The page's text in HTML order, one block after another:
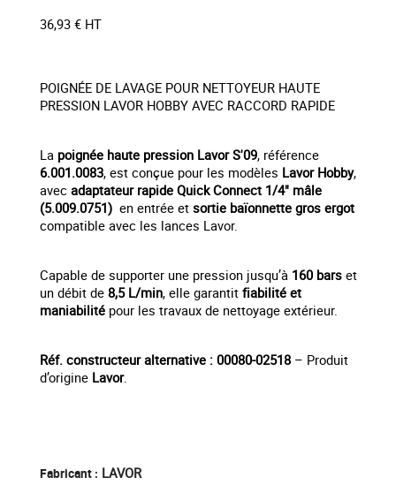
36,93 € HT
POIGNÉE DE LAVAGE POUR NETTOYEUR HAUTE
PRESSION LAVOR HOBBY AVEC RACCORD RAPIDE
La poignée haute pression Lavor S'09, référence
6.001.0083, est conçue pour les modèles Lavor Hobby,
avec adaptateur rapide Quick Connect 1/4" mâle
(5.009.0751) en entrée et sortie baïonnette gros ergot
compatible avec les lances Lavor.
Capable de supporter une pression jusqu’à 160 bars et
un débit de 8,5 L/min, elle garantit fiabilité et
maniabilité pour les travaux de nettoyage extérieur.
Réf. constructeur alternative : 00080-02518 – Produit
d’origine Lavor.
Fabricant : LAVOR